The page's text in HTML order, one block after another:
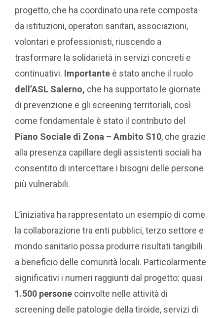
progetto, che ha coordinato una rete composta
da istituzioni, operatori sanitari, associazioni,
volontari e professionisti, riuscendo a
trasformare la solidarietà in servizi concreti e
continuativi. Importante è stato anche il ruolo
dell’ASL Salerno, che ha supportato le giornate
di prevenzione e gli screening territoriali, così
come fondamentale è stato il contributo del
Piano Sociale di Zona – Ambito S10, che grazie
alla presenza capillare degli assistenti sociali ha
consentito di intercettare i bisogni delle persone
più vulnerabili.
L’iniziativa ha rappresentato un esempio di come
la collaborazione tra enti pubblici, terzo settore e
mondo sanitario possa produrre risultati tangibili
a beneficio delle comunità locali. Particolarmente
significativi i numeri raggiunti dal progetto: quasi
1.500 persone coinvolte nelle attività di
screening delle patologie della tiroide, servizi di